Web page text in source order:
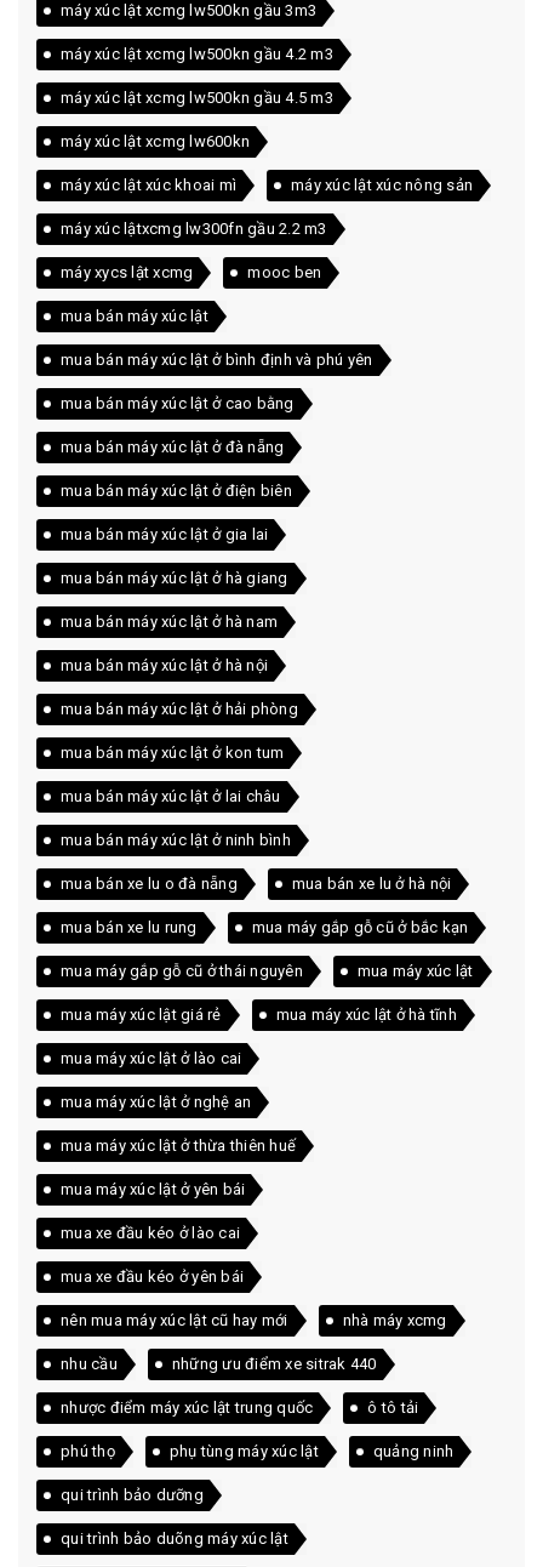
máy xúc lật xcmg lw500kn gầu 3m3
máy xúc lật xcmg lw500kn gầu 4.2 m3
máy xúc lật xcmg lw500kn gầu 4.5 m3
máy xúc lật xcmg lw600kn
máy xúc lật xúc khoai mì máy xúc lật xúc nông sản
máy xúc lậtxcmg lw300fn gầu 2.2 m3
máy xycs lật xcmg mooc ben
mua bán máy xúc lật
mua bán máy xúc lật ở bình định và phú yên
mua bán máy xúc lật ở cao bằng
mua bán máy xúc lật ở đà nẵng
mua bán máy xúc lật ở điện biên
mua bán máy xúc lật ở gia lai
mua bán máy xúc lật ở hà giang
mua bán máy xúc lật ở hà nam
mua bán máy xúc lật ở hà nội
mua bán máy xúc lật ở hải phòng
mua bán máy xúc lật ở kon tum
mua bán máy xúc lật ở lai châu
mua bán máy xúc lật ở ninh bình
mua bán xe lu o đà nẵng mua bán xe lu ở hà nội
mua bán xe lu rung mua máy gắp gỗ cũ ở bắc kạn
mua máy gắp gỗ cũ ở thái nguyên mua máy xúc lật
mua máy xúc lật giá rẻ mua máy xúc lật ở hà tĩnh
mua máy xúc lật ở lào cai
mua máy xúc lật ở nghệ an
mua máy xúc lật ở thừa thiên huế
mua máy xúc lật ở yên bái
mua xe đầu kéo ở lào cai
mua xe đầu kéo ở yên bái
nên mua máy xúc lật cũ hay mới nhà máy xcmg
nhu cầu những ưu điểm xe sitrak 440
nhược điểm máy xúc lật trung quốc ô tô tải
phú thọ phụ tùng máy xúc lật quảng ninh
qui trình bảo dưỡng
qui trình bảo duõng máy xúc lật